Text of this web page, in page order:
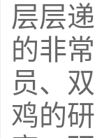
层层
的非
员、
鸡的